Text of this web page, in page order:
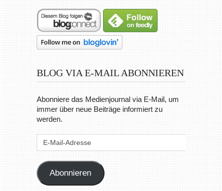
BLOG VIA E-MAIL ABONNIEREN
Abonniere das Medienjournal via E-Mail, um
immer über neue Beiträge informiert zu
werden.
Abonnieren